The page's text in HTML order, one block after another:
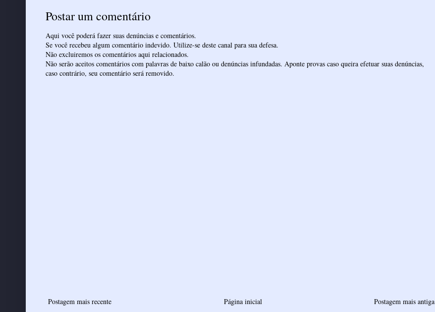
Postar um comentário
Aqui você poderá fazer suas denúncias e comentários.
Se você recebeu algum comentário indevido. Utilize-se deste canal para sua defesa.
Não excluiremos os comentários aqui relacionados.
Não serão aceitos comentários com palavras de baixo calão ou denúncias infundadas. Aponte provas caso queira efetuar suas denúncias,
caso contrário, seu comentário será removido.
Postagem mais recente Postagem mais antiga
Página inicial